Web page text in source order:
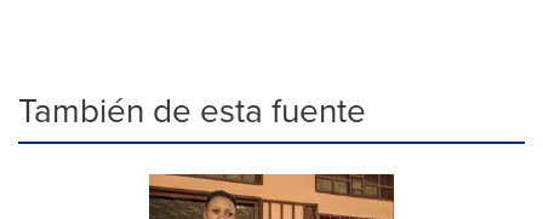
También de esta fuente